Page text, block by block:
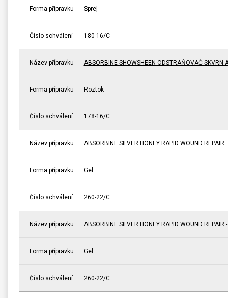
Forma přípravku Sprej
Číslo schválení 180-16/C
Název přípravku ABSORBINE SHOWSHEEN ODSTRAŇOVAČ SKVRN
Forma přípravku Roztok
Číslo schválení 178-16/C
Název přípravku ABSORBINE SILVER HONEY RAPID WOUND REPAIR
Forma přípravku Gel
Číslo schválení 260-22/C
Název přípravku ABSORBINE SILVER HONEY RAPID WOUND REPAIR
Forma přípravku Gel
Číslo schválení 260-22/C